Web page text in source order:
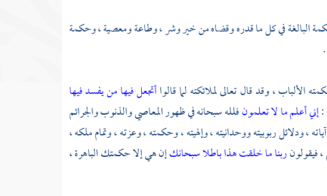
البالغة في كل ما قدره وقضاه من خير وشر ، وطاعة ومعصية ، وحكمة
، وقد قال تعالى لملائكته لما قالواأتجعل فيها من يفسد فيها
:إني أعلم ما لا تعلمونفلله سبحانه في ظهور المعاصي والذنوب والجرائم
، ودلائل ربوبيته ووحدانيته ، وإلهيته ، وحكمته ، وعزته ، وتمام ملكه ،
فيقولونربنا ما خلقت هذا باطلا سبحانكإن هي إلا حكمتك الباهرة ،